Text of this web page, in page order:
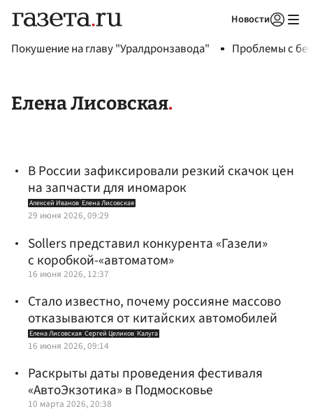
Новости
Покушение на главу "Уралдронзавода" Проблемы с
Елена Лисовская
В России зафиксировали резкий скачок цен
на запчасти для иномарок
Алексей Иванов Елена Лисовская
29 июня 2026, 09:29
Sollers представил конкурента «Газели»
с коробкой-«автоматом»
16 июня 2026, 12:37
Стало известно, почему россияне массово
отказываются от китайских автомобилей
Елена Лисовская Сергей Целиков Калуга
16 июня 2026, 09:14
Раскрыты даты проведения фестиваля
«АвтоЭкзотика» в Подмосковье
10 марта 2026, 20:38